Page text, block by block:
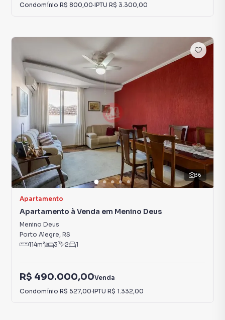
Condomínio R$ 800,00·IPTU R$ 3.300,00
36
Apartamento
Apartamento à Venda em Menino Deus
Menino Deus
Porto Alegre, RS
114m² 3 2 1
R$ 490.000,00Venda
Condomínio R$ 527,00·IPTU R$ 1.332,00